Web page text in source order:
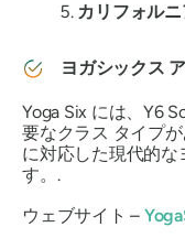
カリフォル
ヨガシックス
Yoga Six には、Y6
要なクラス タイプ
に対応した現代的な
す。.
ウェブサイト –